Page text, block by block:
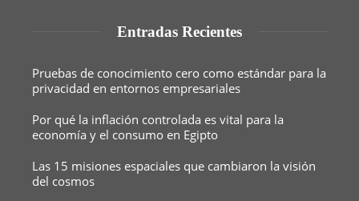
Entradas Recientes
Pruebas de conocimiento cero como estándar para la
privacidad en entornos empresariales
Por qué la inflación controlada es vital para la
economía y el consumo en Egipto
Las 15 misiones espaciales que cambiaron la visión
del cosmos